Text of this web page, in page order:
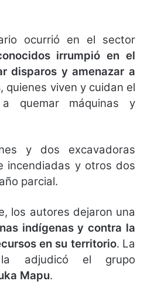
ocurrió en el sector
irrumpió en el
disparos y amenazar a
, quienes viven y cuidan el
a quemar máquinas y
y dos excavadoras
incendiadas y otros dos
parcial.
los autores dejaron una
indígenas y contra la
en su territorio. La
la adjudicó el grupo
Mapu.